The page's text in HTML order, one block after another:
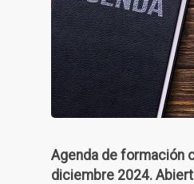
Agenda de formación
diciembre 2024.